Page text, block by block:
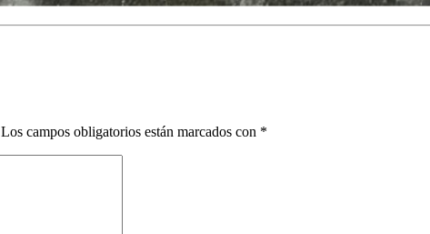
Los campos obligatorios están marcados con *